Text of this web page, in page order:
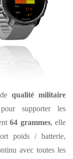
dequalité militaire
supporter les
64 grammes, elle
poids / batterie,
avec toutes les